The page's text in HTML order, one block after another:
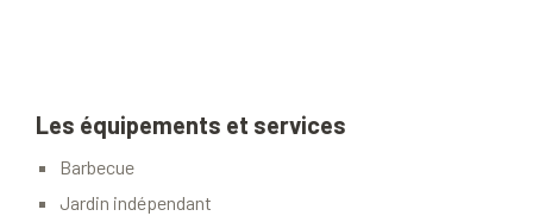
Les équipements et services
Barbecue
Jardin indépendant